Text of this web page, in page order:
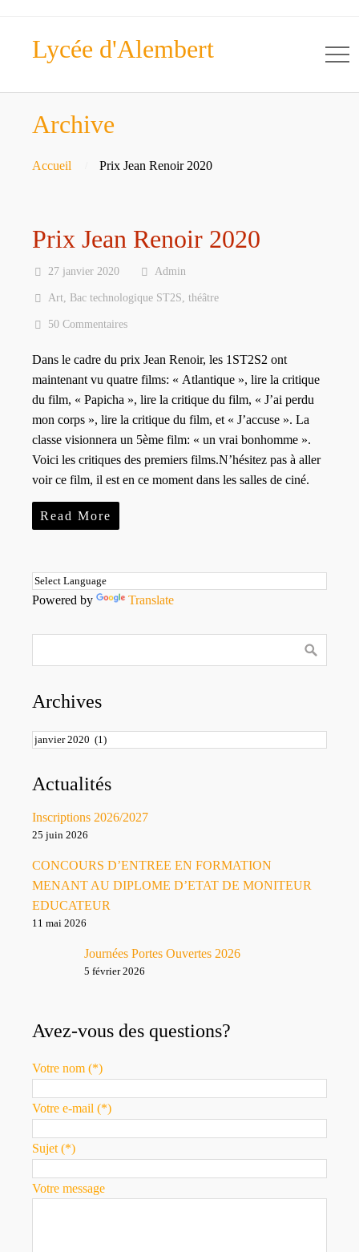
Lycée d'Alembert
Archive
Accueil Prix Jean Renoir 2020
Prix Jean Renoir 2020
27 janvier 2020 Admin
Art Bac technologique ST2S théâtre
50 Commentaires
Dans le cadre du prix Jean Renoir, les 1ST2S2 ont
maintenant vu quatre films: « Atlantique », lire la critique
du film, « Papicha », lire la critique du film, « J’ai perdu
mon corps », lire la critique du film, et « J’accuse ». La
classe visionnera un 5ème film: « un vrai bonhomme ».
Voici les critiques des premiers films.N’hésitez pas à aller
voir ce film, il est en ce moment dans les salles de ciné.
Read More
Powered by Translate
Archives
Archives
Actualités
Inscriptions 2026/2027
25 juin 2026
CONCOURS D’ENTREE EN FORMATION
MENANT AU DIPLOME D’ETAT DE MONITEUR
EDUCATEUR
11 mai 2026
Journées Portes Ouvertes 2026
5 février 2026
Avez-vous des questions?
Votre nom (*)
Votre e-mail (*)
Sujet (*)
Votre message